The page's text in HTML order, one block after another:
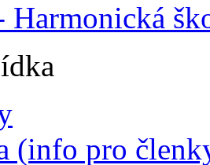
Harmonická
(info pro